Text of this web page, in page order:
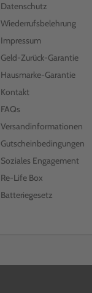
Datenschutz
Wiederrufsbelehrung
Impressum
Geld-Zurück-Garantie
Hausmarke-Garantie
Kontakt
FAQs
Versandinformationen
Gutscheinbedingungen
Soziales Engagement
Re-Life Box
Batteriegesetz